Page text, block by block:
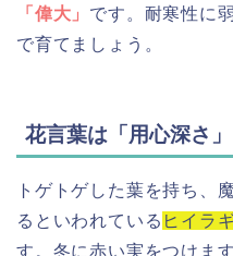
「偉大」 です。耐寒性に
で育てましょう。
花言葉は「用心深さ
トゲトゲした葉を持ち、
るといわれている ヒイラ
す。冬に赤い実をつけます